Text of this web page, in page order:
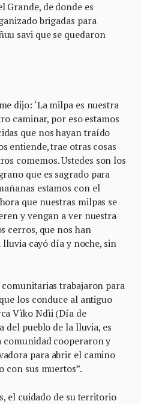
Grande, de donde es
brigadas para
savi que se quedaron
dijo: ‘La milpa es nuestra
caminar, por eso estamos
que nos hayan traído
entiende, trae otras cosas
comemos. Ustedes son los
que es sagrado para
estamos con el
que nuestras milpas se
y vengan a ver nuestra
cerros, que nos han
cayó día y noche, sin
comunitarias trabajaron para
los conduce al antiguo
Vìko Ndìi (Día de
del pueblo de la lluvia, es
comunidad cooperaron y
para abrir el camino
con sus muertos”.
el cuidado de su territorio